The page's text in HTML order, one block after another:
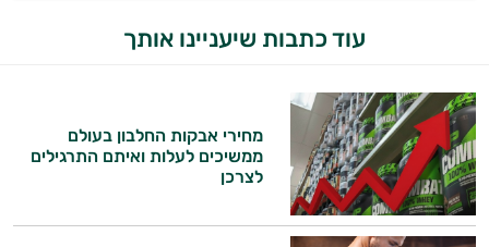
העלאת
אנרגיה
פעילות
עוד כתבות שיעניינו אותך
מחירי אבקות החלבון בעולם
ממשיכים לעלות ואיתם התרגילים
לצרכן